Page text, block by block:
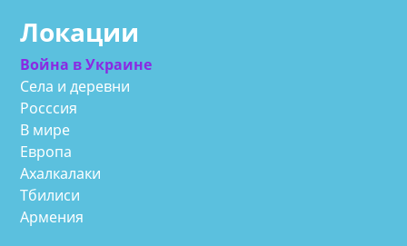
Локации
Война в Украине
Села и деревни
Росссия
В мире
Европа
Ахалкалаки
Тбилиси
Армения